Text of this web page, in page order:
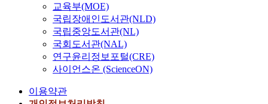
교육부(MOE)
국립장애인도서관(NLD)
국립중앙도서관(NL)
국회도서관(NAL)
연구윤리정보포털(CRE)
사이언스온 (ScienceON)
이용약관